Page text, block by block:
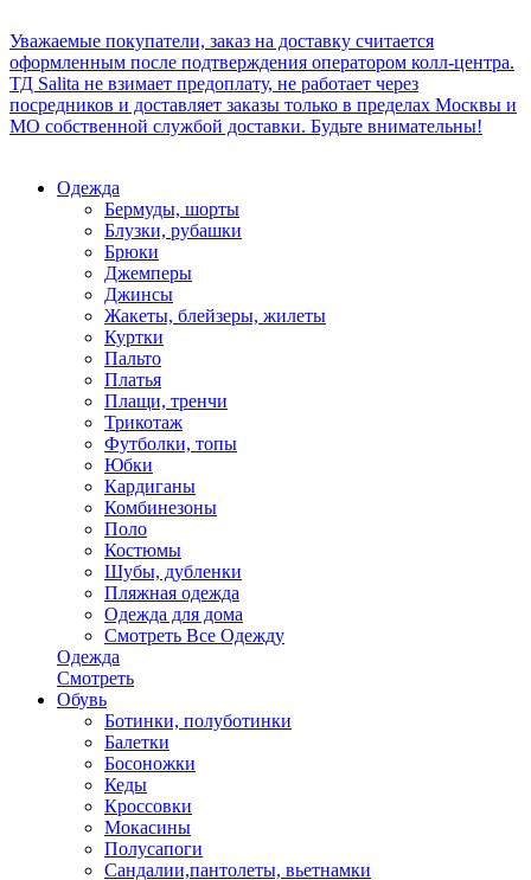
Уважаемые покупатели, заказ на доставку считается
оформленным после подтверждения оператором колл-центра.
ТД Salita не взимает предоплату, не работает через
посредников и доставляет заказы только в пределах Москвы и
МО собственной службой доставки. Будьте внимательны!
Одежда
Бермуды, шорты
Блузки, рубашки
Брюки
Джемперы
Джинсы
Жакеты, блейзеры, жилеты
Куртки
Пальто
Платья
Плащи, тренчи
Трикотаж
Футболки, топы
Юбки
Кардиганы
Комбинезоны
Поло
Костюмы
Шубы, дубленки
Пляжная одежда
Одежда для дома
Смотреть Все Одежду
Одежда
Смотреть
Обувь
Ботинки, полуботинки
Балетки
Босоножки
Кеды
Кроссовки
Мокасины
Полусапоги
Сандалии,пантолеты, вьетнамки